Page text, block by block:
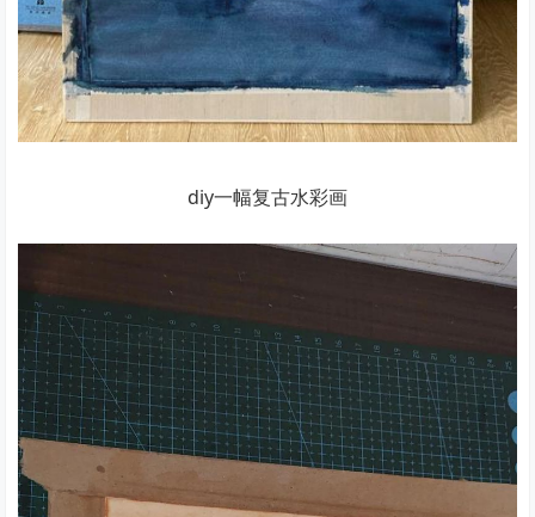
diy一幅复古水彩画